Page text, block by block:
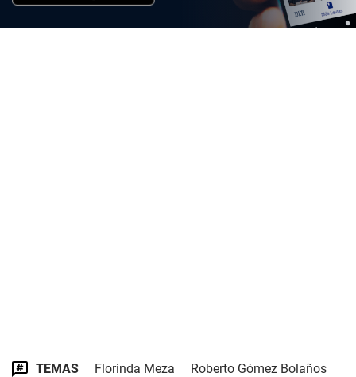
TEMAS Florinda Meza
Roberto Gómez Bolaños